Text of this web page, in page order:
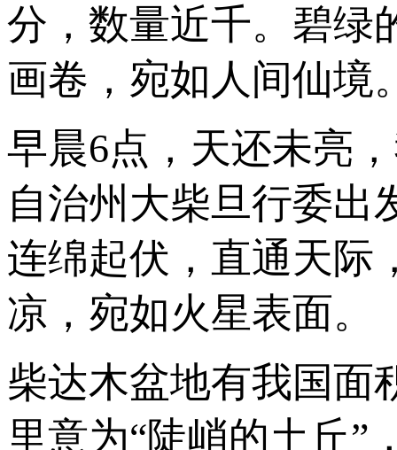
分，数量近千。碧绿
画卷，宛如人间仙境
早晨6点，天还未亮
自治州大柴旦行委出
连绵起伏，直通天际
凉，宛如火星表面。
柴达木盆地有我国面
里意为“陡峭的土丘”